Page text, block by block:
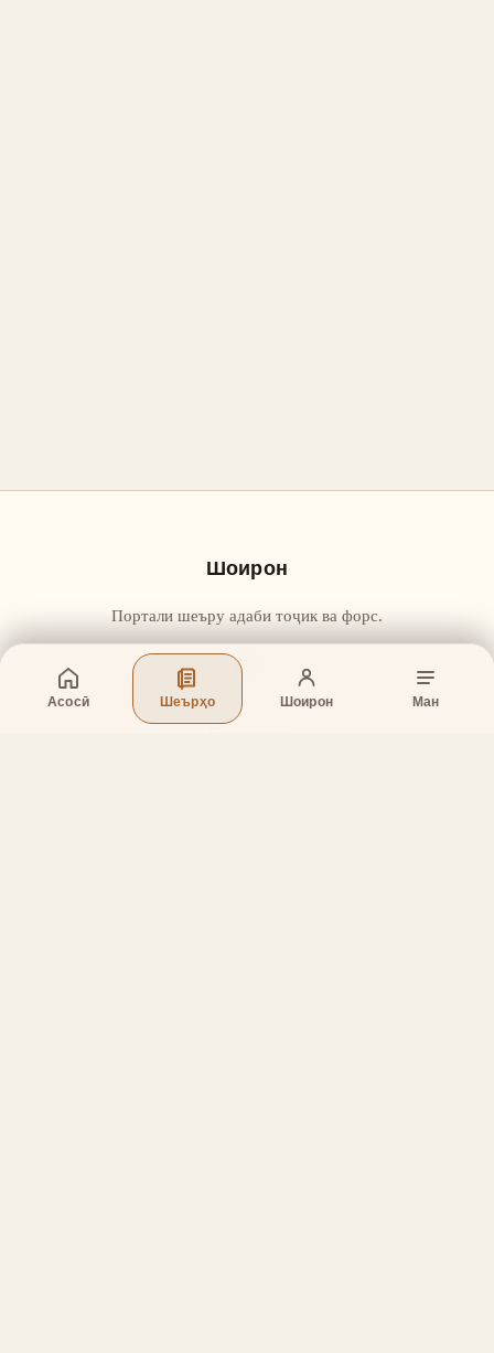
Асосӣ Шеърҳо Шоирон Ман
Шоирон
Портали шеъру адаби тоҷик ва форс.